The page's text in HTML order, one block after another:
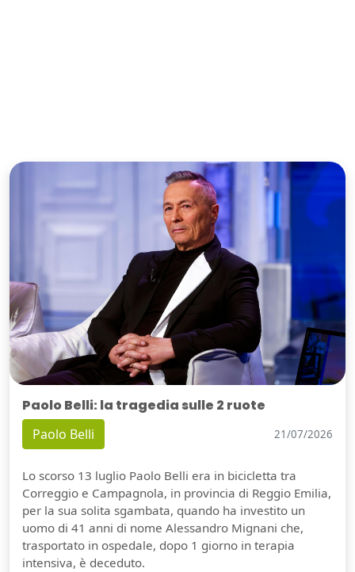
Paolo Belli: la tragedia sulle 2 ruote
Paolo Belli 21/07/2026
Lo scorso 13 luglio Paolo Belli era in bicicletta tra
Correggio e Campagnola, in provincia di Reggio Emilia,
per la sua solita sgambata, quando ha investito un
uomo di 41 anni di nome Alessandro Mignani che,
trasportato in ospedale, dopo 1 giorno in terapia
intensiva, è deceduto.